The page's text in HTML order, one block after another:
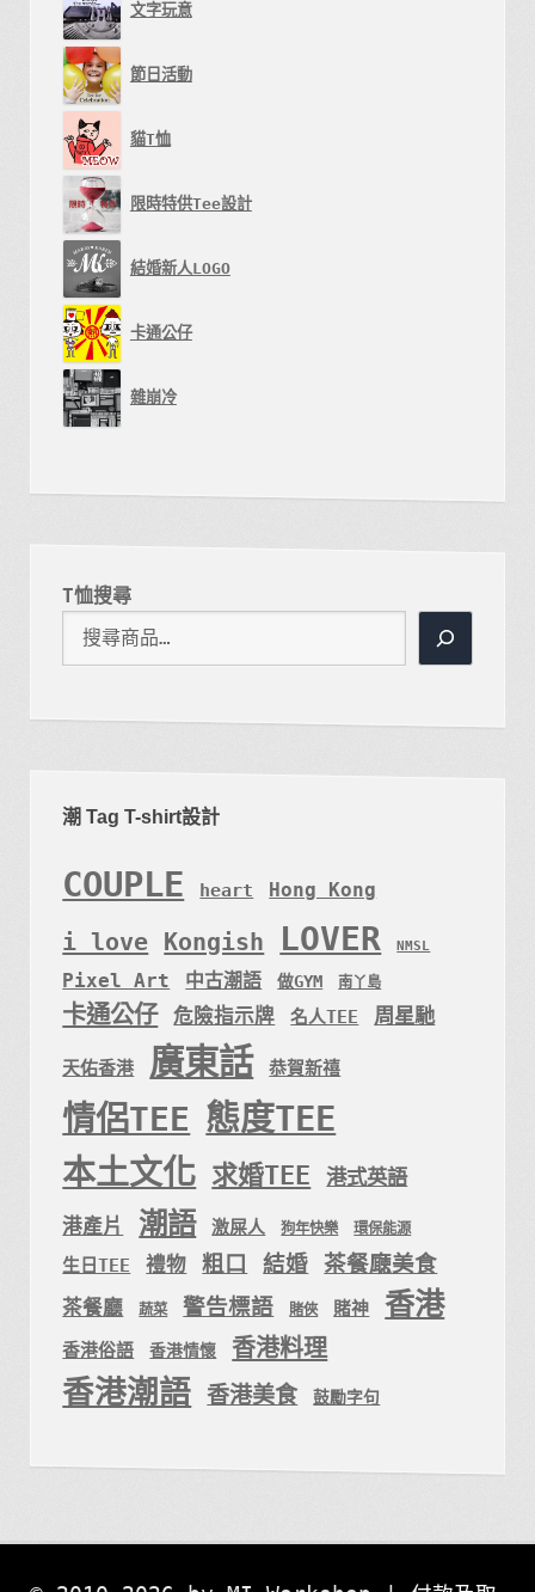
文字玩意
節日活動
貓T恤
限時特供Tee設計
結婚新人LOGO
卡通公仔
雜崩冷
T恤搜尋
潮 Tag T-shirt設計
COUPLE heart Hong Kong
i love Kongish LOVER NMSL
Pixel Art 中古潮語 做GYM 南丫島
卡通公仔 危險指示牌 名人TEE 周星馳
天佑香港 廣東話 恭賀新禧
情侶TEE 態度TEE
本土文化 求婚TEE 港式英語
港產片 潮語 激屎人 狗年快樂 環保能源
生日TEE 禮物 粗口 結婚 茶餐廰美食
茶餐廳 蔬菜 警告標語 賭俠 賭神 香港
香港俗語 香港情懷 香港料理
香港潮語 香港美食 鼓勵字句